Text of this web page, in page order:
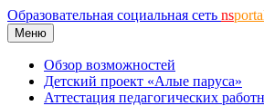
Образовательная социальная сеть ns
Меню
Обзор возможностей
Детский проект «Алые паруса»
Аттестация педагогических